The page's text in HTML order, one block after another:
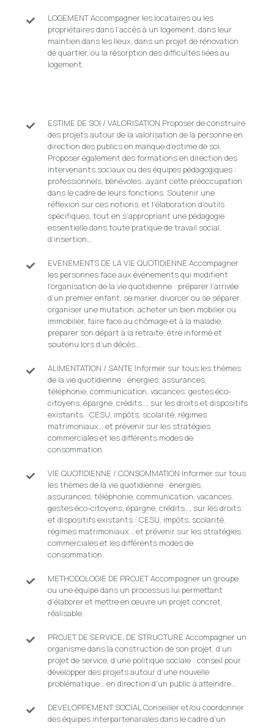
LOGEMENT Accompagner les locataires ou les
propriétaires dans l’accès à un logement, dans leur
maintien dans les lieux, dans un projet de rénovation
de quartier, ou la résorption des difficultés liées au
logement.
ESTIME DE SOI / VALORISATION Proposer de construire
des projets autour de la valorisation de la personne en
direction des publics en manque d’estime de soi.
Proposer également des formations en direction des
intervenants sociaux ou des équipes pédagogiques :
professionnels, bénévoles…ayant cette préoccupation
dans le cadre de leurs fonctions. Soutenir une
réflexion sur ces notions, et l’élaboration d’outils
spécifiques, tout en s’appropriant une pédagogie
essentielle dans toute pratique de travail social,
d’insertion…
EVENEMENTS DE LA VIE QUOTIDIENNE Accompagner
les personnes face aux événements qui modifient
l’organisation de la vie quotidienne : préparer l’arrivée
d’un premier enfant, se marier, divorcer ou se séparer,
organiser une mutation, acheter un bien mobilier ou
immobilier, faire face au chômage et à la maladie,
préparer son départ à la retraite, être informé et
soutenu lors d’un décès…
ALIMENTATION / SANTE Informer sur tous les thèmes
de la vie quotidienne : énergies, assurances,
téléphonie, communication, vacances, gestes éco-
citoyens, épargne, crédits…, sur les droits et dispositifs
existants : CESU, impôts, scolarité, régimes
matrimoniaux… et prévenir sur les stratégies
commerciales et les différents modes de
consommation.
VIE QUOTIDIENNE / CONSOMMATION Informer sur tous
les thèmes de la vie quotidienne : énergies,
assurances, téléphonie, communication, vacances,
gestes éco-citoyens, épargne, crédits…, sur les droits
et dispositifs existants : CESU, impôts, scolarité,
régimes matrimoniaux… et prévenir sur les stratégies
commerciales et les différents modes de
consommation.
METHODOLOGIE DE PROJET Accompagner un groupe
ou une équipe dans un processus lui permettant
d’élaborer et mettre en œuvre un projet concret,
réalisable.
PROJET DE SERVICE, DE STRUCTURE Accompagner un
organisme dans la construction de son projet, d’un
projet de service, d’une politique sociale : conseil pour
développer des projets autour d’une nouvelle
problématique… en direction d’un public à atteindre…
DEVELOPPEMENT SOCIAL Conseiller et/ou coordonner
des équipes interpartenariales dans le cadre d’un